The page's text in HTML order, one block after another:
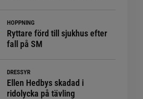
HOPPNING
Ryttare förd till sjukhus efter
fall på SM
DRESSYR
Ellen Hedbys skadad i
ridolycka på tävling